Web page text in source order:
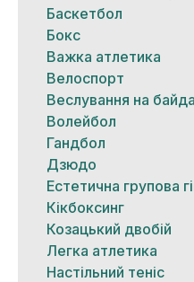
Баскетбол
Бокс
Важка атлетика
Велоспорт
Веслування на
Волейбол
Гандбол
Дзюдо
Естетична групова
Кікбоксинг
Козацький двобій
Легка атлетика
Настільний теніс